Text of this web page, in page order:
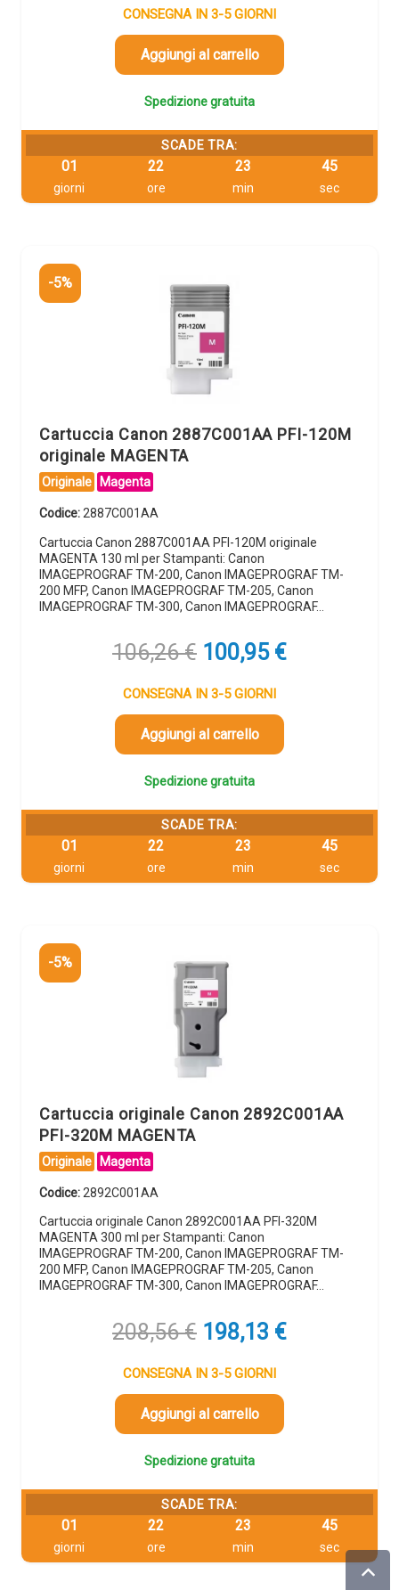
originale
era:
208,56 €.
CONSEGNA IN 3-5 GIORNI
Aggiungi al carrello
Spedizione gratuita
SCADE TRA:
01
giorni
22
ore
23
min
44
sec
-5%
Cartuccia Canon 2887C001AA PFI-120M
originale MAGENTA
Originale Magenta
Codice:2887C001AA
Cartuccia Canon 2887C001AA PFI-120M originale
MAGENTA 130 ml per Stampanti: Canon
IMAGEPROGRAF TM-200, Canon IMAGEPROGRAF TM-
200 MFP, Canon IMAGEPROGRAF TM-205, Canon
IMAGEPROGRAF TM-300, Canon IMAGEPROGRAF…
106,26€ Il
originale
era:
106,26 €.
100,95 €Il
CONSEGNA IN 3-5 GIORNI
Aggiungi al carrello
Spedizione gratuita
SCADE TRA:
01
giorni
22
ore
23
min
44
sec
-5%
Cartuccia originale Canon 2892C001AA
PFI-320M MAGENTA
Originale Magenta
Codice:2892C001AA
Cartuccia originale Canon 2892C001AA PFI-320M
MAGENTA 300 ml per Stampanti: Canon
IMAGEPROGRAF TM-200, Canon IMAGEPROGRAF TM-
200 MFP, Canon IMAGEPROGRAF TM-205, Canon
IMAGEPROGRAF TM-300, Canon IMAGEPROGRAF…
208,56€ Il
originale
era:
208,56 €.
198,13 €Il
CONSEGNA IN 3-5 GIORNI
Aggiungi al carrello
Spedizione gratuita
SCADE TRA:
01
giorni
22
ore
23
min
44
sec